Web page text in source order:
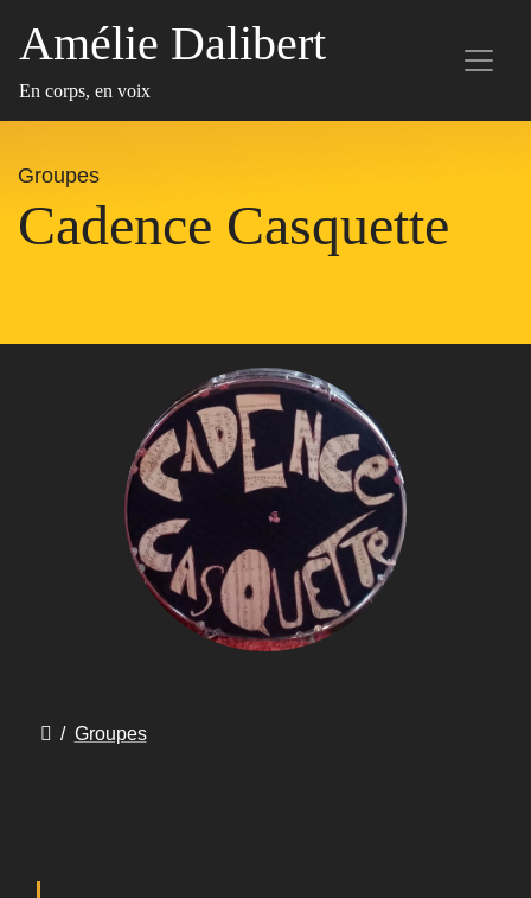
Amélie Dalibert
En corps, en voix
Groupes
Cadence Casquette
/ Groupes